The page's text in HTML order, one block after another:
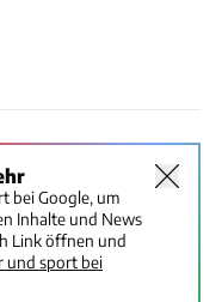
bei Google, um
Inhalte und News
Link öffnen und
und sport bei